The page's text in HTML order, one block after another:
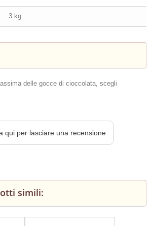
3 kg
delle gocce di cioccolata, scegli
qui per lasciare una recensione
simili: